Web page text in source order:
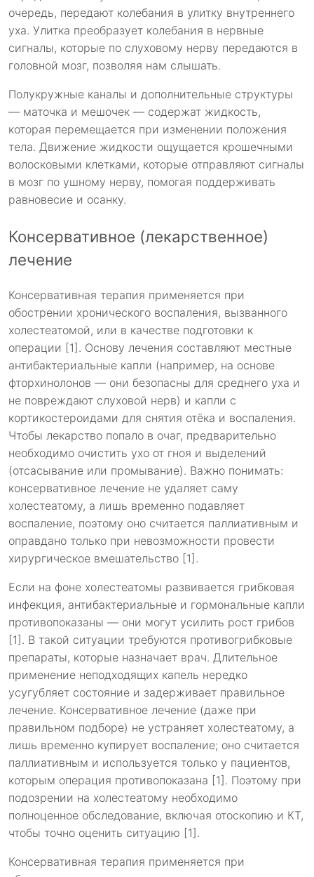
очередь, передают колебания в улитку внутреннего
уха. Улитка преобразует колебания в нервные
сигналы, которые по слуховому нерву передаются в
головной мозг, позволяя нам слышать.
Полукружные каналы и дополнительные структуры
— маточка и мешочек — содержат жидкость,
которая перемещается при изменении положения
тела. Движение жидкости ощущается крошечными
волосковыми клетками, которые отправляют сигналы
в мозг по ушному нерву, помогая поддерживать
равновесие и осанку.
Консервативное (лекарственное)
лечение
Консервативная терапия применяется при
обострении хронического воспаления, вызванного
холестеатомой, или в качестве подготовки к
операции [1]. Основу лечения составляют местные
антибактериальные капли (например, на основе
фторхинолонов — они безопасны для среднего уха и
не повреждают слуховой нерв) и капли с
кортикостероидами для снятия отёка и воспаления.
Чтобы лекарство попало в очаг, предварительно
необходимо очистить ухо от гноя и выделений
(отсасывание или промывание). Важно понимать:
консервативное лечение не удаляет саму
холестеатому, а лишь временно подавляет
воспаление, поэтому оно считается паллиативным и
оправдано только при невозможности провести
хирургическое вмешательство [1].
Если на фоне холестеатомы развивается грибковая
инфекция, антибактериальные и гормональные капли
противопоказаны — они могут усилить рост грибов
[1]. В такой ситуации требуются противогрибковые
препараты, которые назначает врач. Длительное
применение неподходящих капель нередко
усугубляет состояние и задерживает правильное
лечение. Консервативное лечение (даже при
правильном подборе) не устраняет холестеатому, а
лишь временно купирует воспаление; оно считается
паллиативным и используется только у пациентов,
которым операция противопоказана [1]. Поэтому при
подозрении на холестеатому необходимо
полноценное обследование, включая отоскопию и КТ,
чтобы точно оценить ситуацию [1].
Консервативная терапия применяется при